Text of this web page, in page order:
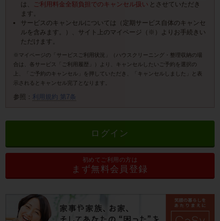
は、
ご利用料金全額負担でのキャンセル扱い とさせていただき
ます。
サービスのキャンセルについては（定期サービス自体のキャンセ
ルを含みます。）、サイト上のマイページ（※）よりお手続きい
ただけます。
※マイページの「サービスご利用状況」（ハウスクリーニング・整理収納の場
合は、各サービス「ご利用履歴」）より、キャンセルしたいご予約を選択の
上、「ご予約のキャンセル」を押していただき、「キャンセルしました」と表
示されるとキャンセル完了となります。
参照： 利用規約 第7条
ログイン
初めてご利用の方は
まず無料会員登録